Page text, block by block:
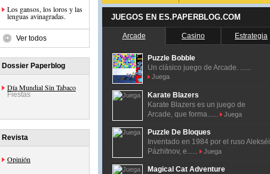
Los gansos, los loros y las
lenguas avinagradas.
Ver todos
Dossier Paperblog
Día Mundial Sin Tabaco
Fiestas
Revista
Opinión
JUEGOS EN ES.PAPERBLOG.COM
Arcade Casino Estrategia
Puzzle Bobble
Un clásico juego de Arcade. ......
Juega
Karate Blazers
Karate Blazers es un juego de
Arcade, que forma......
Juega
Puzzle De Bloques
Inventado en 1984 por el ruso Alekséi
Pázhitnov, e......
Juega
Magical Cat Adventure